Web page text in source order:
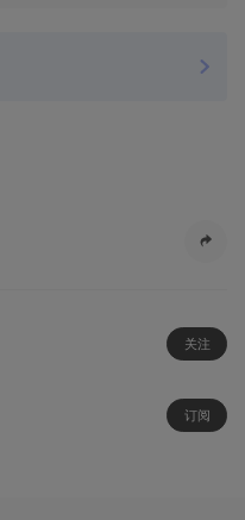
关注
订阅